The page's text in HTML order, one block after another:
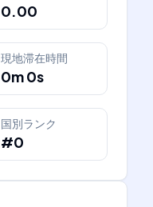
0.00
現地滞在時間
0m 0s
国別ランク
#0